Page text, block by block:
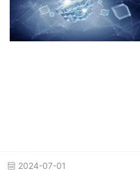
2024-07-01